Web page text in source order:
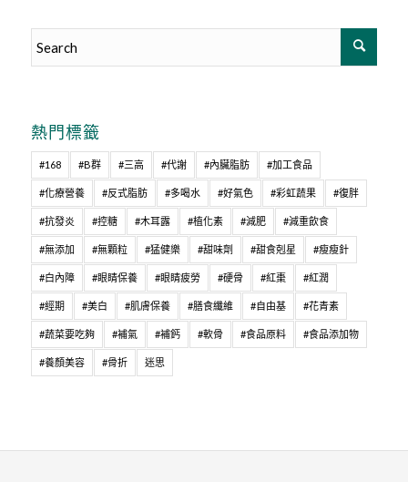
熱門標籤
#168 #B群 #三高 #代謝 #內臟脂肪 #加工食品
#化療營養 #反式脂肪 #多喝水 #好氣色 #彩虹蔬果 #復胖
#抗發炎 #控糖 #木耳露 #植化素 #減肥 #減重飲食
#無添加 #無顆粒 #猛健樂 #甜味劑 #甜食剋星 #瘦瘦針
#白內障 #眼睛保養 #眼睛疲勞 #硬骨 #紅棗 #紅潤
#經期 #美白 #肌膚保養 #膳食纖維 #自由基 #花青素
#蔬菜要吃夠 #補氣 #補鈣 #軟骨 #食品原料 #食品添加物
#養顏美容 #骨折 迷思